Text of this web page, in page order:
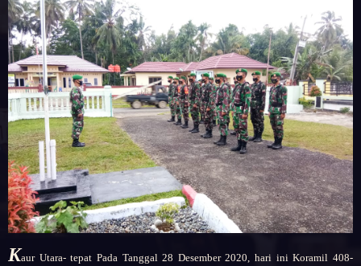
Kaur Utara- tepat Pada Tanggal 28 Desember 2020, hari ini Koramil 408-